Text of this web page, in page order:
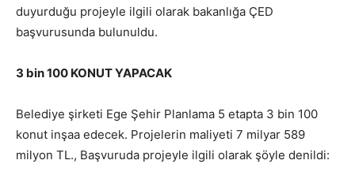
duyurduğu projeyle ilgili olarak bakanlığa ÇED
başvurusunda bulunuldu.
3 bin 100 KONUT YAPACAK
Belediye şirketi Ege Şehir Planlama 5 etapta 3 bin 100
konut inşaa edecek. Projelerin maliyeti 7 milyar 589
milyon TL., Başvuruda projeyle ilgili olarak şöyle denildi: